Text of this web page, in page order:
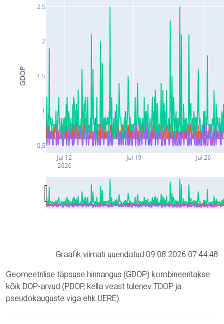
Jul 12
2026
Jul 19 Jul 26
0.5
1
1.5
2
2.5
GDOP
Graafik viimati uuendatud 09.08.2026 07:44:48
Geomeetrilise täpsuse hinnangus (GDOP) kombineeritakse
kõik DOP-arvud (PDOP, kella veast tulenev TDOP ja
pseudokauguste viga ehk UERE).